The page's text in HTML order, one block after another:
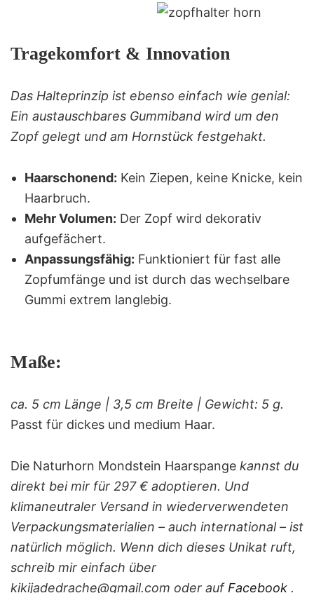
Tragekomfort & Innovation
Das Halteprinzip ist ebenso einfach wie genial:
Ein austauschbares Gummiband wird um den
Zopf gelegt und am Hornstück festgehakt.
Haarschonend: Kein Ziepen, keine Knicke, kein
Haarbruch.
Mehr Volumen: Der Zopf wird dekorativ
aufgefächert.
Anpassungsfähig: Funktioniert für fast alle
Zopfumfänge und ist durch das wechselbare
Gummi extrem langlebig.
Maße:
ca. 5 cm Länge | 3,5 cm Breite | Gewicht: 5 g.
Passt für dickes und medium Haar.
Die Naturhorn Mondstein Haarspange kannst du
direkt bei mir für 297 € adoptieren. Und
klimaneutraler Versand in wiederverwendeten
Verpackungsmaterialien – auch international – ist
natürlich möglich. Wenn dich dieses Unikat ruft,
schreib mir einfach über
kikijadedrache@gmail.com oder auf Facebook .